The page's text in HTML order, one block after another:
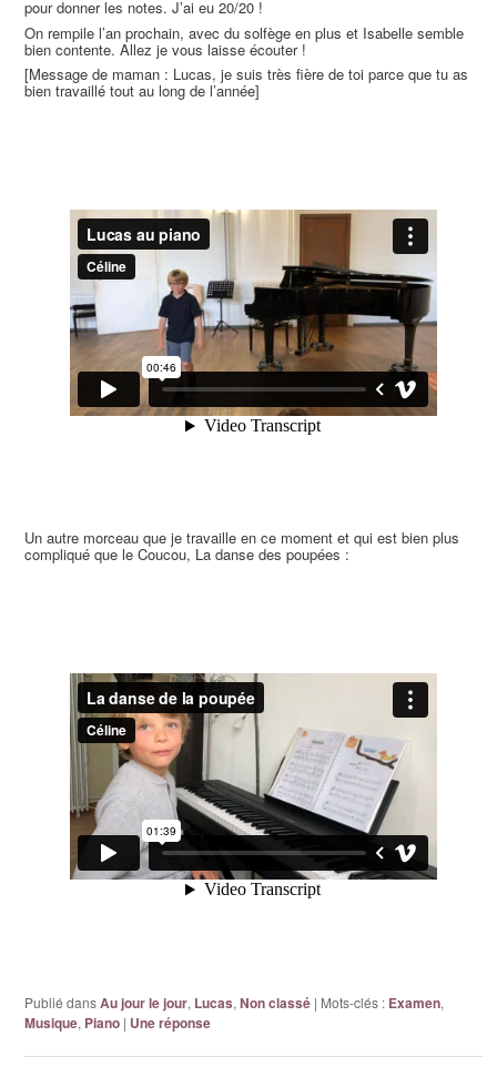
pour donner les notes. J’ai eu 20/20 !
On rempile l’an prochain, avec du solfège en plus et Isabelle semble
bien contente. Allez je vous laisse écouter !
[Message de maman : Lucas, je suis très fière de toi parce que tu as
bien travaillé tout au long de l’année]
Un autre morceau que je travaille en ce moment et qui est bien plus
compliqué que le Coucou, La danse des poupées :
Publié dansAu jour le jour, Lucas,Non classé | Mots-clés : Examen,
Musique, Piano | Uneréponse